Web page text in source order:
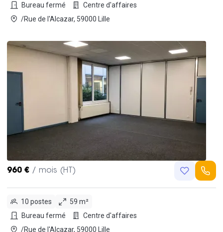
Bureau fermé
Centre d'affaires
/Rue de l'Alcazar, 59000 Lille
960 € / mois (HT)
10 postes
59 m²
Bureau fermé
Centre d'affaires
/Rue de l'Alcazar, 59000 Lille